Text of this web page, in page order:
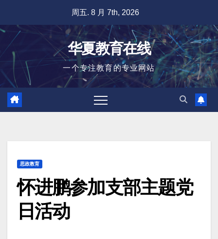
容
周五. 8 月 7th, 2026
华夏教育在线
一个专注教育的专业网站
思政教育
怀进鹏参加支部主题党
日活动